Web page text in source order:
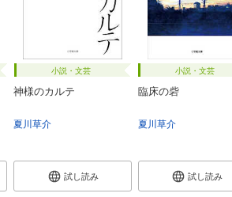
小説・文芸
神様のカルテ
夏川草介
試し読み
小説・文芸
臨床の砦
夏川草介
試し読み